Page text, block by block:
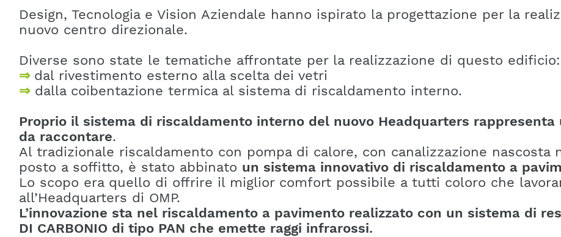
Design, Tecnologia e Vision Aziendale hanno ispirato la progettazione per la
nuovo centro direzionale.
Diverse sono state le tematiche affrontate per la realizzazione di questo edificio:
⇒ dal rivestimento esterno alla scelta dei vetri
⇒dalla coibentazione termica al sistema di riscaldamento interno.
Proprio il sistema di riscaldamento interno del nuovo Headquarters
da raccontare.
Al tradizionale riscaldamento con pompa di calore, con canalizzazione nascosta
posto a soffitto, è stato abbinato un sistema innovativo di riscaldamento a
Lo scopo era quello di offrire il miglior comfort possibile a tutti coloro che
all’Headquarters di OMP.
L’innovazione sta nel riscaldamento a pavimento realizzato con un sistema di
DI CARBONIO di tipo PAN che emette raggi infrarossi.